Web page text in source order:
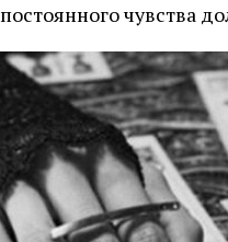
постоянного чувства